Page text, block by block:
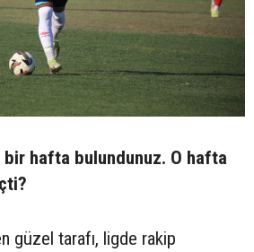
hafta bulundunuz. O hafta
güzel tarafı, ligde rakip